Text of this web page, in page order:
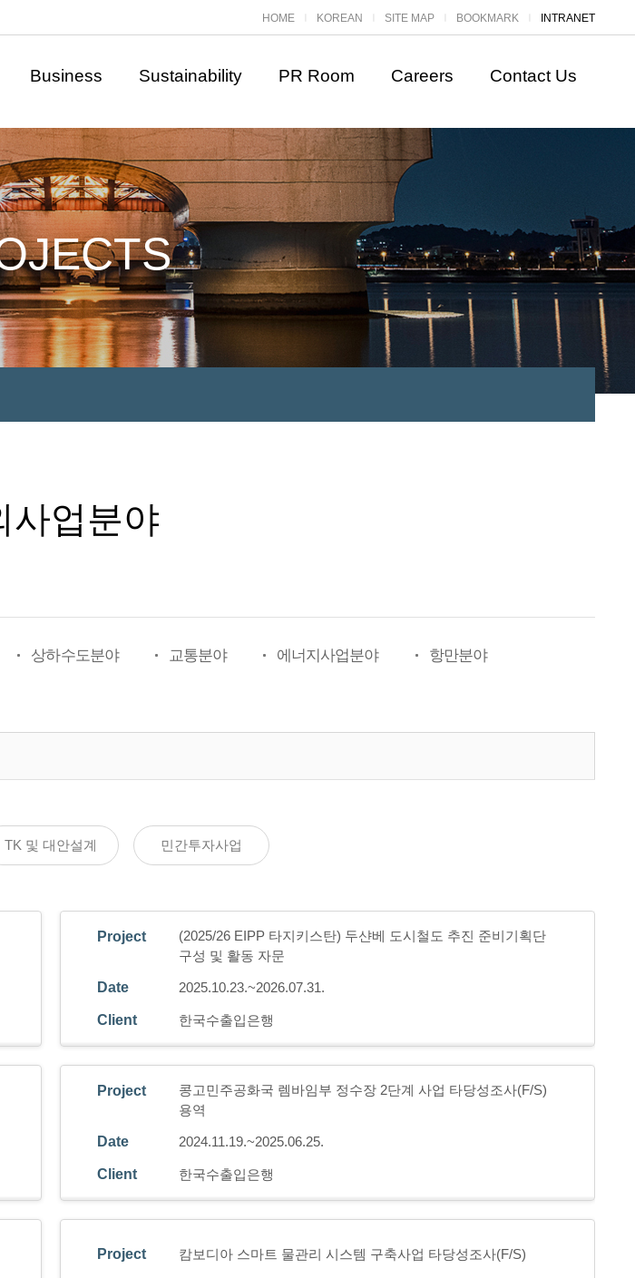
HOME KOREAN SITE MAP BOOKMARK INTRANET
Business Sustainability PR Room Careers Contact Us
사업분야
상하수도분야 교통분야 에너지사업분야 항만분야
TK 및 대안설계 민간투자사업
Project
(2025/26 EIPP 타지키스탄) 두샨베 도시철도 추진 준비기획단
구성 및 활동 자문
Date 2025.10.23.~2026.07.31.
Client 한국수출입은행
Project
콩고민주공화국 렘바임부 정수장 2단계 사업 타당성조사(F/S)
용역
Date 2024.11.19.~2025.06.25.
Client 한국수출입은행
Project 캄보디아 스마트 물관리 시스템 구축사업 타당성조사(F/S)